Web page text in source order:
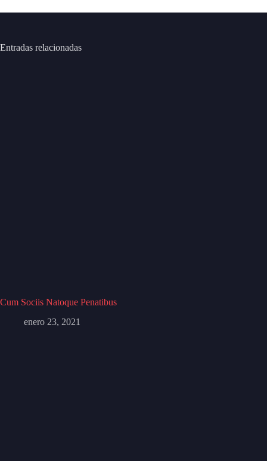
Entradas relacionadas
Cum Sociis Natoque Penatibus
enero 23, 2021